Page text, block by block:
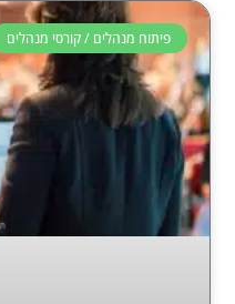
פיתוח מנהלים / קורסי מנהלים